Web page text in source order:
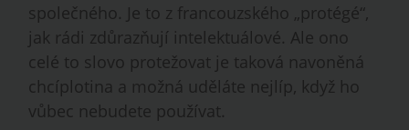
společného. Je to z francouzského „protégé“,
jak rádi zdůrazňují intelektuálové. Ale ono
celé to slovo protežovat je taková navoněná
chcíplotina a možná uděláte nejlíp, když ho
vůbec nebudete používat.